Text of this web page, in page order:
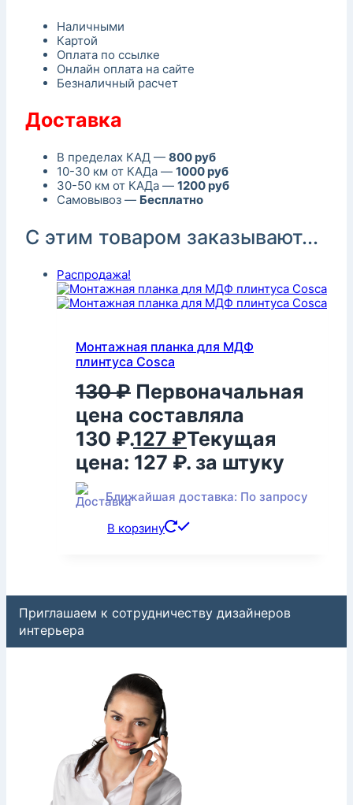
Наличными
Картой
Оплата по ссылке
Онлайн оплата на сайте
Безналичный расчет
Доставка
В пределах КАД — 800 руб
10-30 км от КАДа — 1000 руб
30-50 км от КАДа — 1200 руб
Самовывоз — Бесплатно
С этим товаром заказывают...
Распродажа!
Монтажная планка для МДФ
плинтуса Cosca
130₽ Первоначальная
цена составляла
130 ₽.127 ₽Текущая
цена: 127 ₽. за штуку
Ближайшая доставка: По запросу
В корзину
Приглашаем к сотрудничеству дизайнеров
интерьера